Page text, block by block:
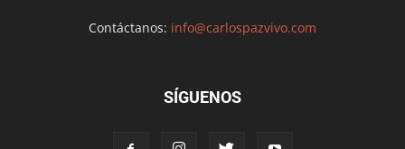
Contáctanos: info@carlospazvivo.com
SÍGUENOS